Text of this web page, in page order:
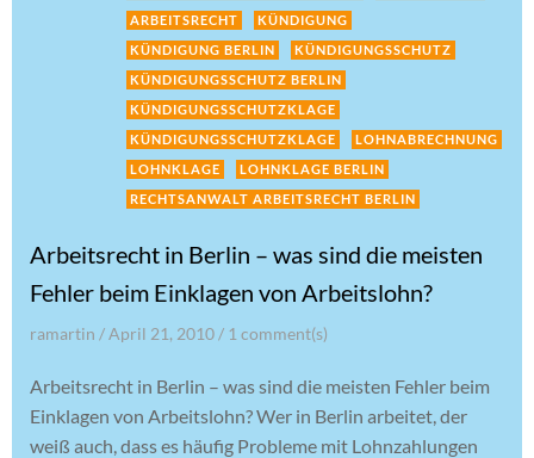
ARBEITSRECHT
KÜNDIGUNG
KÜNDIGUNG BERLIN
KÜNDIGUNGSSCHUTZ
KÜNDIGUNGSSCHUTZ BERLIN
KÜNDIGUNGSSCHUTZKLAGE
KÜNDIGUNGSSCHUTZKLAGE
LOHNABRECHNUNG
LOHNKLAGE
LOHNKLAGE BERLIN
RECHTSANWALT ARBEITSRECHT BERLIN
Arbeitsrecht in Berlin – was sind die meisten
Fehler beim Einklagen von Arbeitslohn?
ramartin /April 21, 2010 / 1 comment(s)
Arbeitsrecht in Berlin – was sind die meisten Fehler beim
Einklagen von Arbeitslohn? Wer in Berlin arbeitet, der
weiß auch, dass es häufig Probleme mit Lohnzahlungen